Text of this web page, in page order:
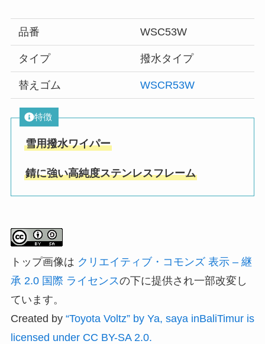
品番 WSC53W
タイプ 撥水タイプ
替えゴム WSCR53W
特徴
雪用撥水ワイパー
錆に強い高純度ステンレスフレーム
トップ画像は クリエイティブ・コモンズ 表示 – 継
承 2.0 国際 ライセンスの下に提供され一部改変し
ています。
Created by “Toyota Voltz” by Ya, saya inBaliTimur is
licensed under CC BY-SA 2.0.